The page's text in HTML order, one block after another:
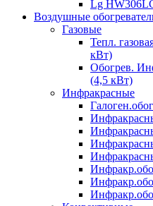
Lg
Воздушные
Газовые
Тепл.
кВт)
Обогрев.
(4,5 кВт)
Инфракрасные